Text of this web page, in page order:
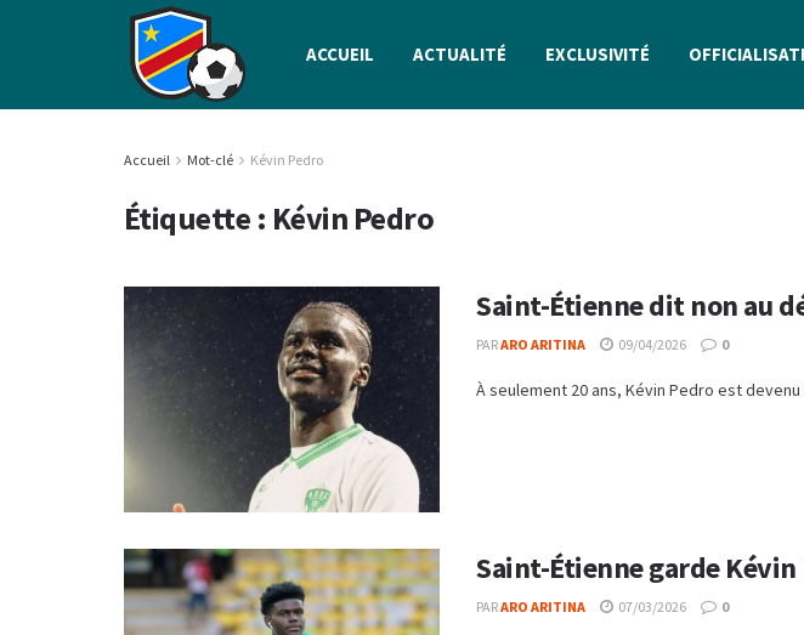
ACCUEIL ACTUALITÉ EXCLUSIVITÉ
Accueil Mot-clé Kévin Pedro
Étiquette : Kévin Pedro
Saint-Étienne dit non au
PARARO ARITINA 09/04/2026 0
À seulement 20 ans, Kévin Pedro est
Saint-Étienne garde
PARARO ARITINA 07/03/2026 0